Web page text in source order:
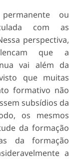
ou
com as
perspectiva,
que a
vai além da
que muitas
formativo não
subsídios da
os mesmos
da formação
da formação
a